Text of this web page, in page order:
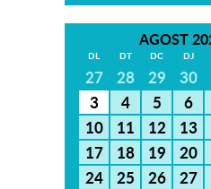
AGOST
DL DT DC DJ
27 28 29 30
3
4 5 6
10
11 12 13
17
18 19 20
24
25 26 27